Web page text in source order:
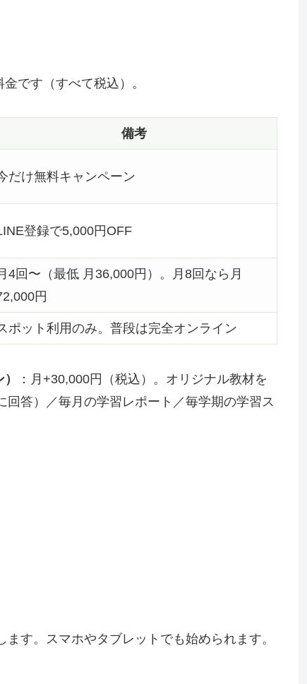
です（すべて税込）。
備考
だけ無料キャンペーン
登録で5,000円OFF
4回〜（最低 月36,000円）。月8回なら月
円
ポット利用のみ。普段は完全オンライン
：月+30,000円（税込）。オリジナル教材を
答）／毎月の学習レポート／毎学期の学習ス
す。スマホやタブレットでも始められます。